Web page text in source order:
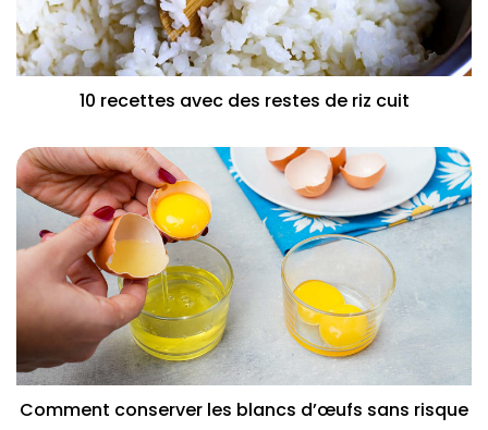
10 recettes avec des restes de riz cuit
Comment conserver les blancs d’œufs sans risque